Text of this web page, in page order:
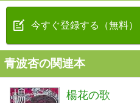
今すぐ登録する（無料）
青波杏の関連本
楊花の歌